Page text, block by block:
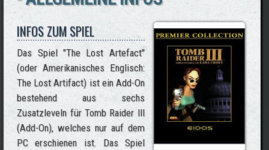
INFOS ZUM SPIEL
Das Spiel "The Lost Artefact"
(oder Amerikanisches Englisch:
The Lost Artifact) ist ein Add-On
bestehend aus sechs
Zusatzleveln für Tomb Raider III
(Add-On), welches nur auf dem
PC erschienen ist. Das Spiel